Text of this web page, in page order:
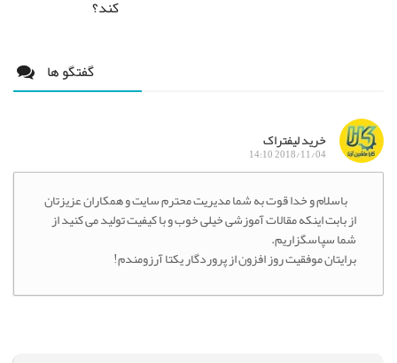
کند؟
گفتگو ها
خرید لیفتراک
2018/11/04 14:10
باسلام و خدا قوت به شما مدیریت محترم سایت و همکاران عزیزتان
از بابت اینکه مقالات آموزشی خیلی خوب و با کیفیت تولید می کنید از
شما سپاسگزاریم.
برایتان موفقیت روز افزون از پروردگار یکتا آرزومندم!